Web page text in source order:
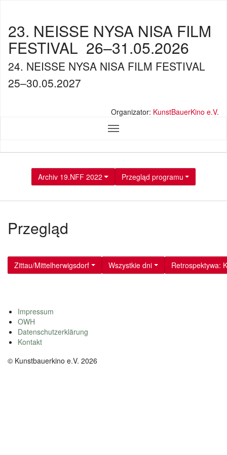
23. NEISSE NYSA NISA FILM
FESTIVAL 26–31.05.2026
24. NEISSE NYSA NISA FILM FESTIVAL
25–30.05.2027
Organizator: KunstBauerKino e.V.
Archiv 19.NFF 2022 Przegląd programu
Przegląd
Zittau/Mittelherwigsdorf Wszystkie dni Retrospektywa:
Impressum
OWH
Datenschutzerklärung
Kontakt
© Kunstbauerkino e.V. 2026